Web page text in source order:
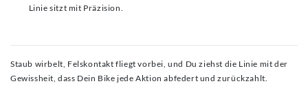
Linie sitzt mit Präzision.
Staub wirbelt, Felskontakt fliegt vorbei, und Du ziehst die Linie mit der
Gewissheit, dass Dein Bike jede Aktion abfedert und zurückzahlt.